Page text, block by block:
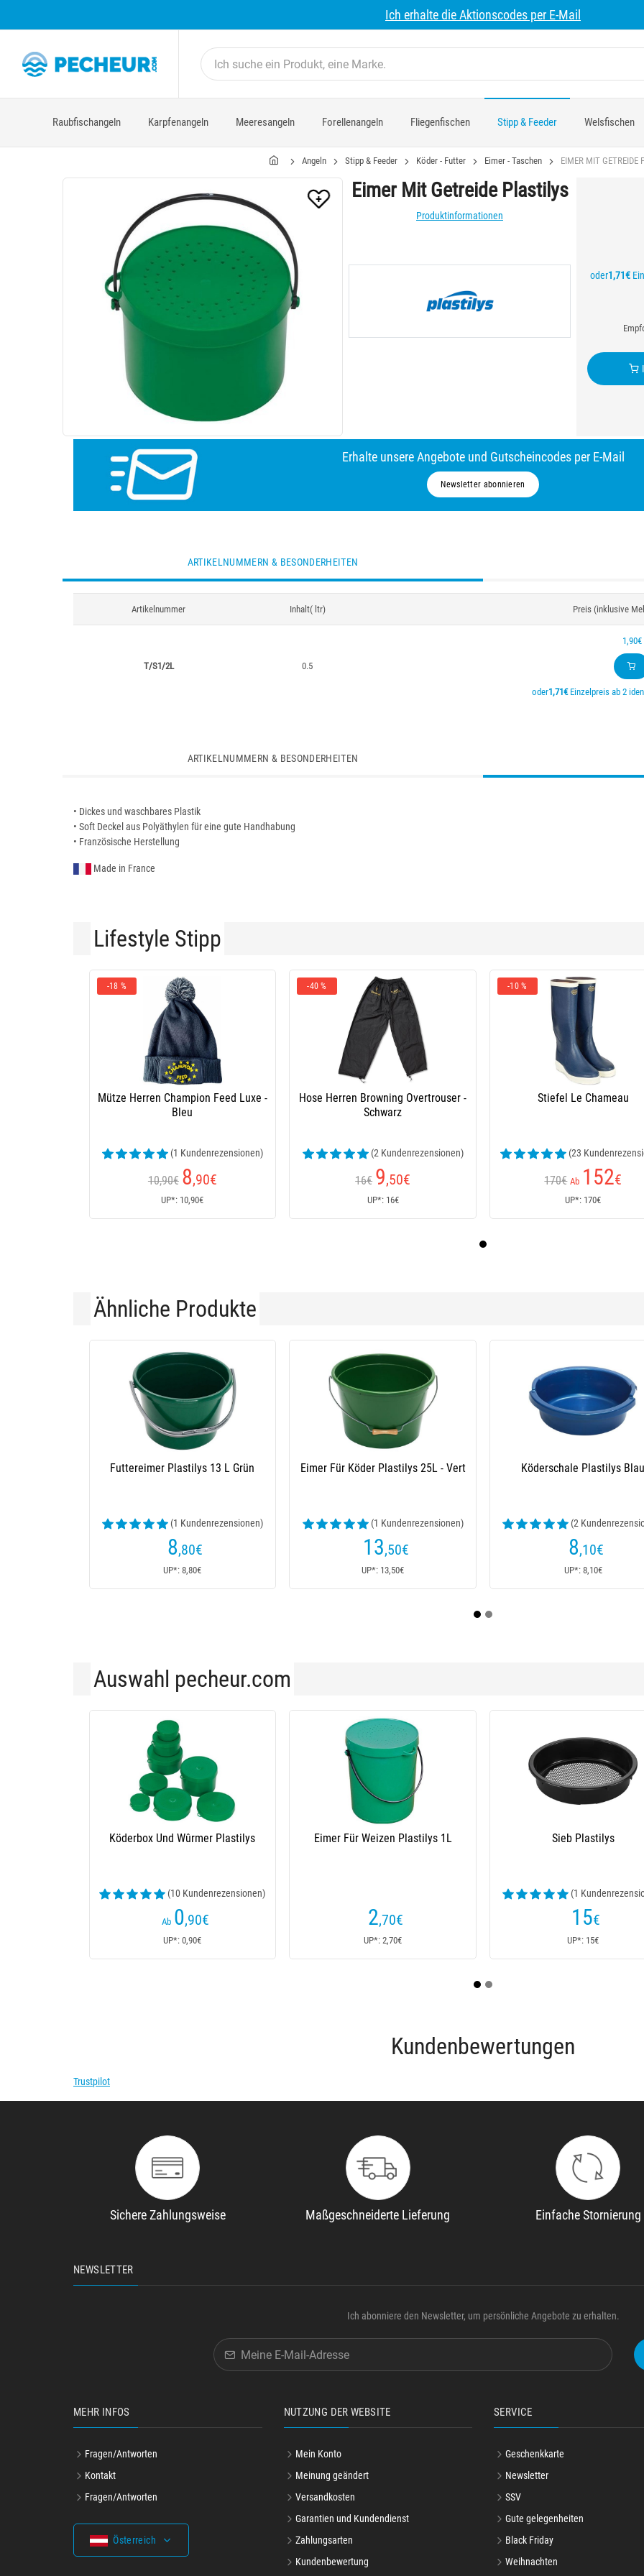
Ich erhalte die Aktionscodes per E-Mail
Raubfischangeln Karpfenangeln Meeresangeln Forellenangeln Fliegenfischen Stipp & Feeder Welsfischen
Angeln Stipp & Feeder Köder - Futter Eimer - Taschen EIMER MIT GETREIDE
Eimer Mit Getreide Plastilys
Produktinformationen
oder1,71€
Erhalte unsere Angebote und Gutscheincodes per E-Mail
Newsletter abonnieren
ARTIKELNUMMERN & BESONDERHEITEN
Artikelnummer Inhalt( ltr) Preis (inklusive
T/S1/2L 0.5
1,90€
oder1,71€Einzelpreis ab 2
ARTIKELNUMMERN & BESONDERHEITEN
• Dickes und waschbares Plastik
• Soft Deckel aus Polyäthylen für eine gute Handhabung
• Französische Herstellung
Made in France
Lifestyle Stipp
-18 %
Mütze Herren Champion Feed Luxe -
Bleu
(1 Kundenrezensionen)
10,90€ 8,90€
UP*: 10,90€
-40 %
Hose Herren Browning Overtrouser -
Schwarz
(2 Kundenrezensionen)
16€ 9,50€
UP*: 16€
-10 %
Stiefel Le Chameau
(23
170€ Ab 152€
UP*: 170€
Ähnliche Produkte
Köderschale Plastilys Blau
(2 Kundenrezensionen)
Köderbehälter Plastilys Verte
(2 Kundenrezensionen)
Eimer Für Anlockfutter Plastilys - Bleu
Auswahl pecheur.com
Sieb Plastilys
(1 Kundenrezensionen)
Sieb Colmic Mesh Riddle
Kundenbewertungen
Trustpilot
Sichere Zahlungsweise Maßgeschneiderte Lieferung Einfache Stornierung
NEWSLETTER
Ich abonniere den Newsletter, um persönliche Angebote zu erhalten.
MEHR INFOS
Fragen/Antworten
Kontakt
Fragen/Antworten
Österreich
NUTZUNG DER WEBSITE
Mein Konto
Meinung geändert
Versandkosten
Garantien und Kundendienst
Zahlungsarten
Kundenbewertung
SERVICE
Geschenkkarte
Newsletter
SSV
Gute gelegenheiten
Black Friday
Weihnachten